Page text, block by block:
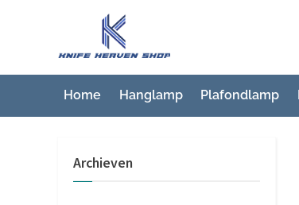
inhoud
K
n
i
f
Home Hanglamp Plafondlamp
Archieven